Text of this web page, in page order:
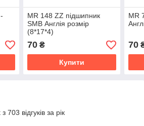
MR 148 ZZ підшипник
SMB Англія розмір
(8*17*4)
70₴
Купити
MR
70
703 відгуків за рік